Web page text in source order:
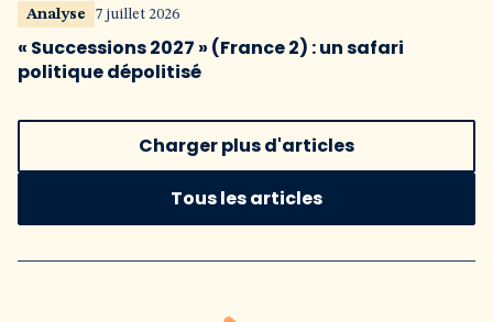
Analyse 7 juillet 2026
« Successions 2027 » (France 2) : un safari
politique dépolitisé
Charger plus d'articles
Tous les articles